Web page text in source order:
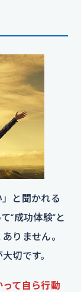
と聞かれる
“成功体験”と
りません。
切です。
って自ら行動